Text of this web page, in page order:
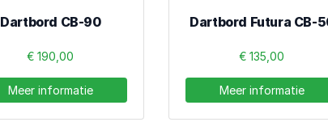
Dartbord CB-90
€ 190,00
Meer informatie
Dartbord Futura CB-
€ 135,00
Meer informatie